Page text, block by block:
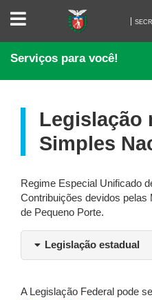
SECRETARIA
FAZENDA
Serviços para você!
Legislação
Simples
Regime Especial Unificado
Contribuições devidos
de Pequeno Porte.
Legislação estadual
A Legislação Federal pode